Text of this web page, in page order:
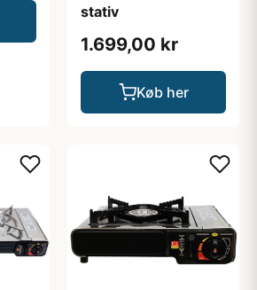
stativ
1.699,00 kr
Køb her